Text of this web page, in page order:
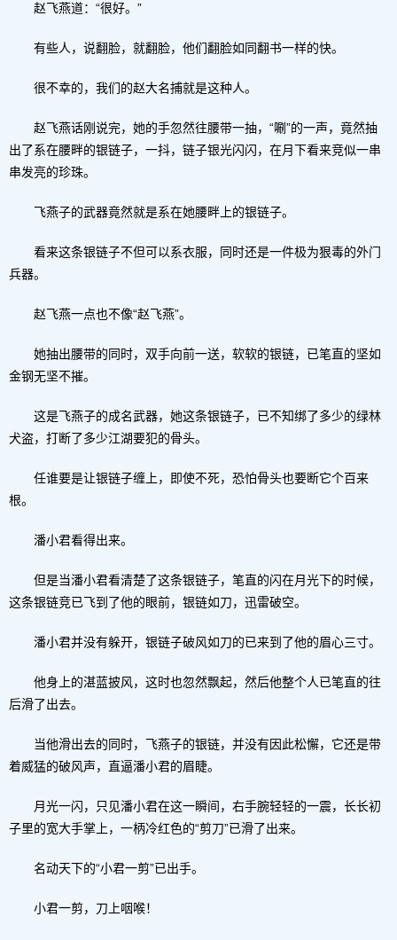
赵飞燕道：“很好。”
有些人，说翻脸，就翻脸，他们翻脸如同翻书一样的快。
很不幸的，我们的赵大名捕就是这种人。
赵飞燕话刚说完，她的手忽然往腰带一抽，“唰”的一声，竟然抽
出了系在腰畔的银链子，一抖，链子银光闪闪，在月下看来竞似一串
串发亮的珍珠。
飞燕子的武器竟然就是系在她腰畔上的银链子。
看来这条银链子不但可以系衣服，同时还是一件极为狠毒的外门
兵器。
赵飞燕一点也不像“赵飞燕”。
她抽出腰带的同时，双手向前一送，软软的银链，已笔直的坚如
金钢无坚不摧。
这是飞燕子的成名武器，她这条银链子，已不知绑了多少的绿林
犬盗，打断了多少江湖要犯的骨头。
任谁要是让银链子缠上，即使不死，恐怕骨头也要断它个百来
根。
潘小君看得出来。
但是当潘小君看清楚了这条银链子，笔直的闪在月光下的时候，
这条银链竞已飞到了他的眼前，银链如刀，迅雷破空。
潘小君并没有躲开，银链子破风如刀的已来到了他的眉心三寸。
他身上的湛蓝披风，这时也忽然飘起，然后他整个人已笔直的往
后滑了出去。
当他滑出去的同时，飞燕子的银链，并没有因此松懈，它还是带
着威猛的破风声，直逼潘小君的眉睫。
月光一闪，只见潘小君在这一瞬间，右手腕轻轻的一震，长长初
子里的宽大手掌上，一柄冷红色的“剪刀”已滑了出来。
名动天下的“小君一剪”已出手。
小君一剪，刀上咽喉！